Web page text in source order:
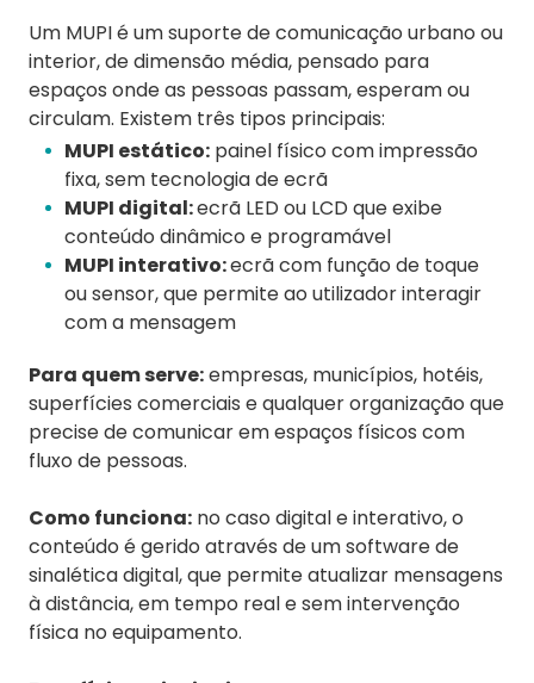
Um MUPI é um suporte de comunicação urbano ou
interior, de dimensão média, pensado para
espaços onde as pessoas passam, esperam ou
circulam. Existem três tipos principais:
MUPI estático: painel físico com impressão
fixa, sem tecnologia de ecrã
MUPI digital:ecrã LED ou LCD que exibe
conteúdo dinâmico e programável
MUPI interativo:ecrã com função de toque
ou sensor, que permite ao utilizador interagir
com a mensagem
Para quem serve:empresas, municípios, hotéis,
superfícies comerciais e qualquer organização que
precise de comunicar em espaços físicos com
fluxo de pessoas.
Como funciona: no caso digital e interativo, o
conteúdo é gerido através de um software de
sinalética digital, que permite atualizar mensagens
à distância, em tempo real e sem intervenção
física no equipamento.